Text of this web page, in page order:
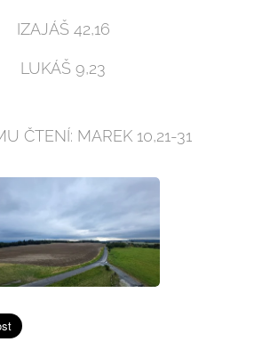
IZAJÁŠ 42,16
LUKÁŠ 9,23
ČTENÍ: MAREK 10,21-31